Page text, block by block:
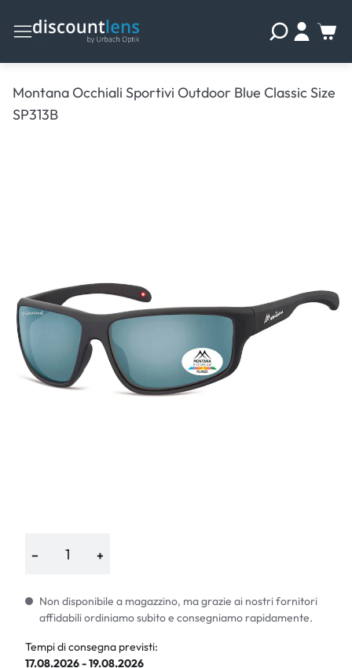
Montana Occhiali Sportivi Outdoor Blue Classic Size
SP313B
− +
Non disponibile a magazzino, ma grazie ai nostri fornitori
affidabili ordiniamo subito e consegniamo rapidamente.
Tempi di consegna previsti:
17.08.2026 - 19.08.2026